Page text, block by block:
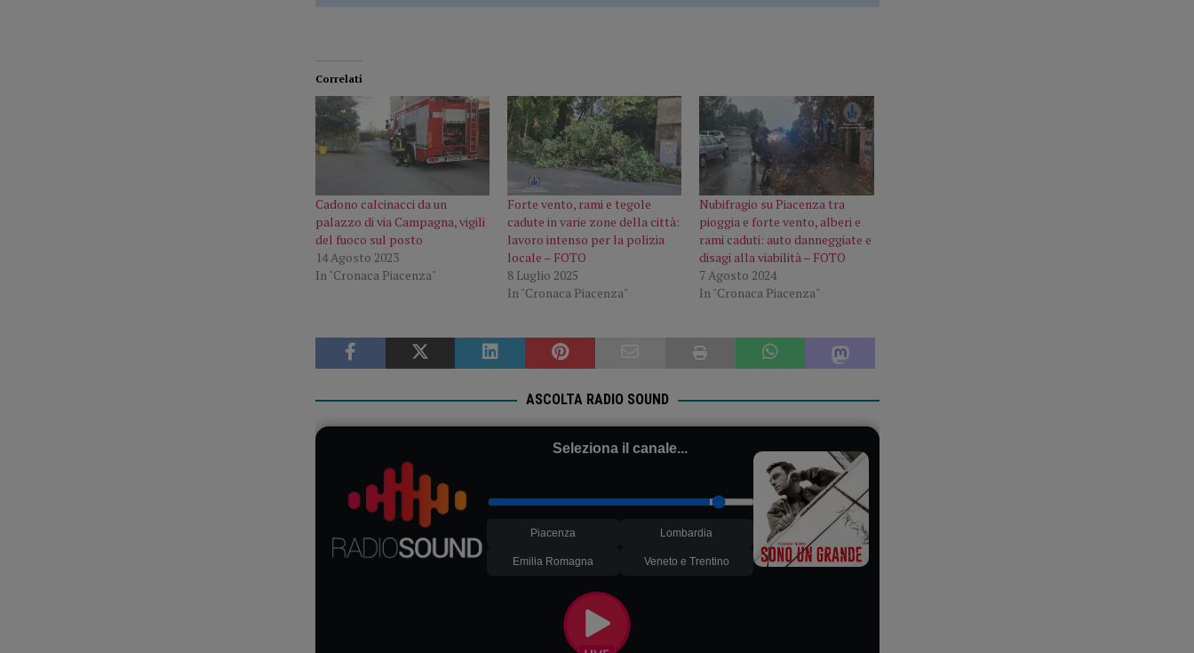
Correlati
Cadono calcinacci da un
palazzo di via Campagna, vigili
del fuoco sul posto
14 Agosto 2023
In "Cronaca Piacenza"
Forte vento, rami e tegole
cadute in varie zone della città:
lavoro intenso per la polizia
locale – FOTO
8 Luglio 2025
In "Cronaca Piacenza"
Nubifragio su Piacenza tra
pioggia e forte vento, alberi e
rami caduti: auto danneggiate e
disagi alla viabilità – FOTO
7 Agosto 2024
In "Cronaca Piacenza"
ASCOLTA RADIO SOUND
Seleziona il canale...
Piacenza Lombardia
Emilia Romagna Veneto e Trentino